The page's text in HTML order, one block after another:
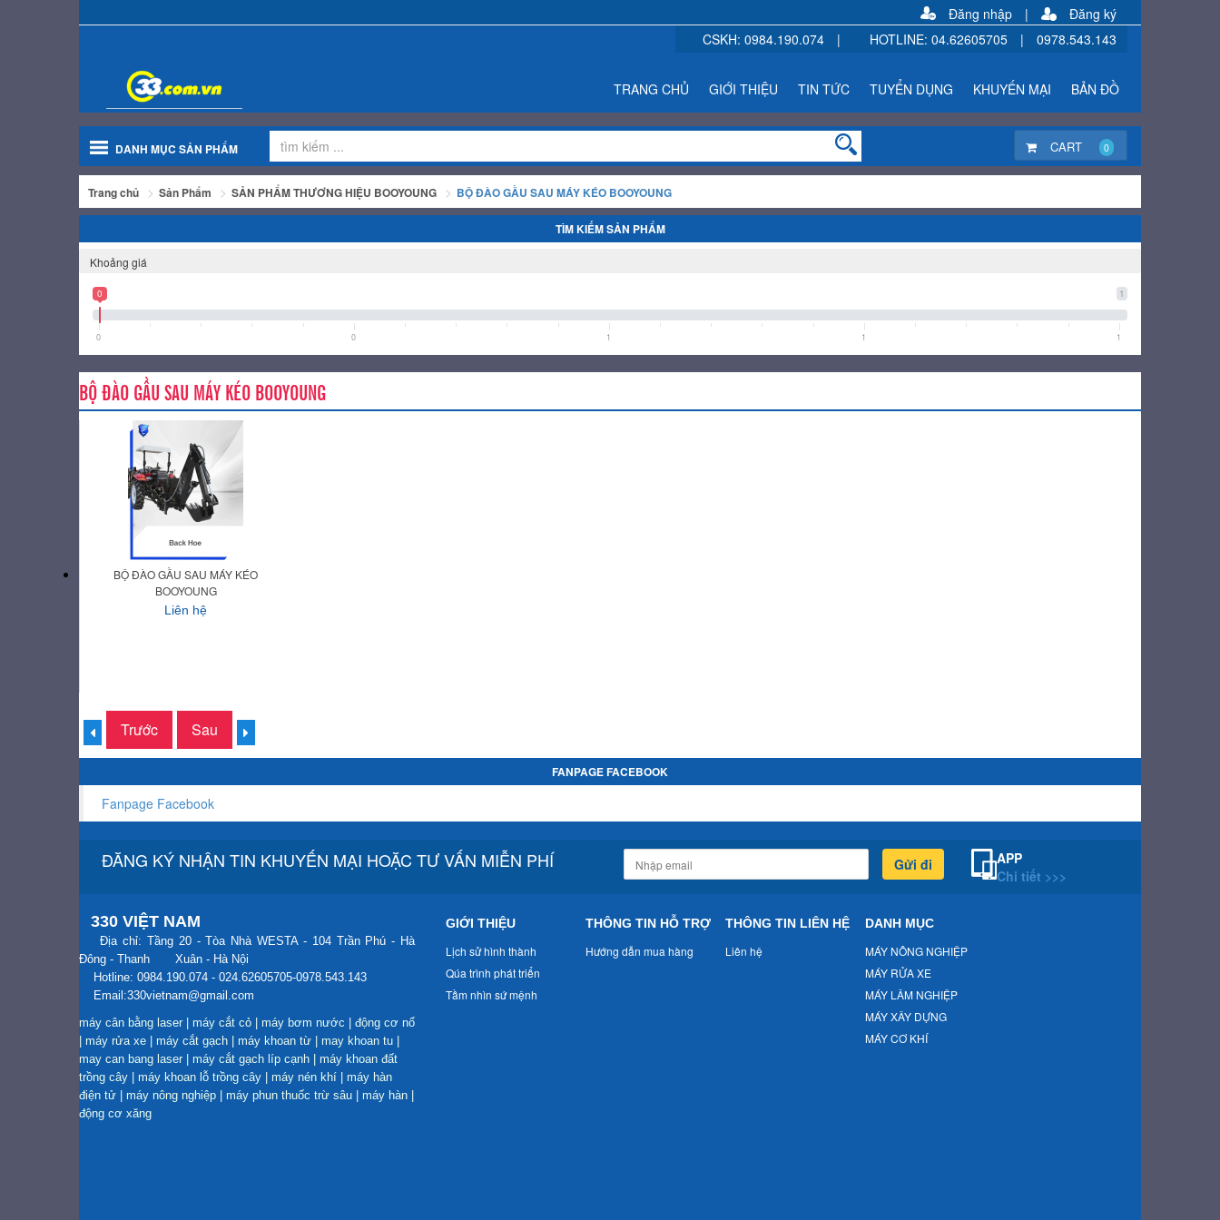
Đăng nhập |
Đăng ký
CSKH: 0984.190.074 | HOTLINE: 04.62605705 | 0978.543.143
TRANG CHỦ GIỚI THIỆU TIN TỨC TUYỂN DỤNG KHUYẾN MẠI BẢN ĐỒ
DANH MỤC SẢN PHẨM CART 0
Trang chủ Sản Phẩm SẢN PHẨM THƯƠNG HIỆU BOOYOUNG BỘ ĐÀO GẦU SAU MÁY KÉO BOOYOUNG
TÌM KIẾM SẢN PHẨM
Khoảng giá
1
0
0 0 1 1 1
BỘ ĐÀO GẦU SAU MÁY KÉO BOOYOUNG
BỘ ĐÀO GẦU SAU MÁY KÉO
BOOYOUNG
Liên hệ
Trước Sau
FANPAGE FACEBOOK
Fanpage Facebook
ĐĂNG KÝ NHẬN TIN KHUYẾN MẠI HOẶC TƯ VẤN MIỄN PHÍ Gửi đi
APP
Chi tiết >>>
330 VIỆT NAM
Địa chỉ: Tầng 20 - Tòa Nhà WESTA - 104 Trần Phú - Hà
Đông - Thanh Xuân - Hà Nội
Hotline: 0984.190.074 - 024.62605705-0978.543.143
Email:330vietnam@gmail.com
máy cân bằng laser
máy cắt cỏ máy bơm nước
động cơ nổ
máy rửa xe máy cắt gạch máy khoan từ may khoan tu
may can bang laser
máy cắt gạch líp cạnh
máy khoan đất
trồng cây
máy khoan lỗ trồng cây máy nén khí
máy hàn
điện tử
máy nông nghiệp máy phun thuốc trừ sâu máy hàn
động cơ xăng
GIỚI THIỆU
Lịch sử hình thành
Qúa trình phát triển
Tầm nhìn sứ mệnh
THÔNG TIN HỖ TRỢ
Hướng dẫn mua hàng
THÔNG TIN LIÊN HỆ
Liên hệ
DANH MỤC
MÁY NÔNG NGHIỆP
MÁY RỬA XE
MÁY LÂM NGHIỆP
MÁY XÂY DỰNG
MÁY CƠ KHÍ